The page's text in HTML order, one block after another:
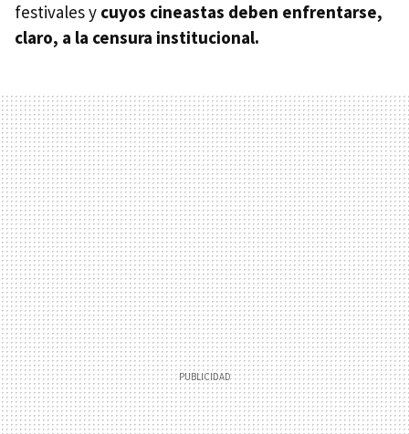
festivales y cuyos cineastas deben enfrentarse,
claro, a la censura institucional.